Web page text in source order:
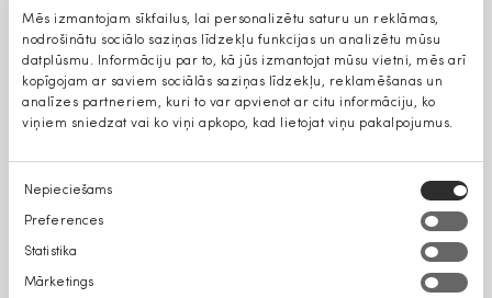
Mēs izmantojam sīkfailus, lai personalizētu saturu un reklāmas,
nodrošinātu sociālo saziņas līdzekļu funkcijas un analizētu mūsu
datplūsmu. Informāciju par to, kā jūs izmantojat mūsu vietni, mēs arī
kopīgojam ar saviem sociālās saziņas līdzekļu, reklamēšanas un
analīzes partneriem, kuri to var apvienot ar citu informāciju, ko
viņiem sniedzat vai ko viņi apkopo, kad lietojat viņu pakalpojumus.
Piekrišanas
izvēle
Nepieciešams
Preferences
Statistika
Mārketings